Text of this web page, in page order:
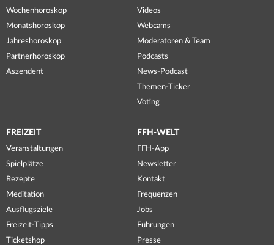
Wochenhoroskop
Monatshoroskop
Jahreshoroskop
Partnerhoroskop
Aszendent
Videos
Webcams
Moderatoren & Team
Podcasts
News-Podcast
Themen-Ticker
Voting
FREIZEIT
Veranstaltungen
Spielplätze
Rezepte
Meditation
Ausflugsziele
Freizeit-Tipps
Ticketshop
FFH-WELT
FFH-App
Newsletter
Kontakt
Frequenzen
Jobs
Führungen
Presse